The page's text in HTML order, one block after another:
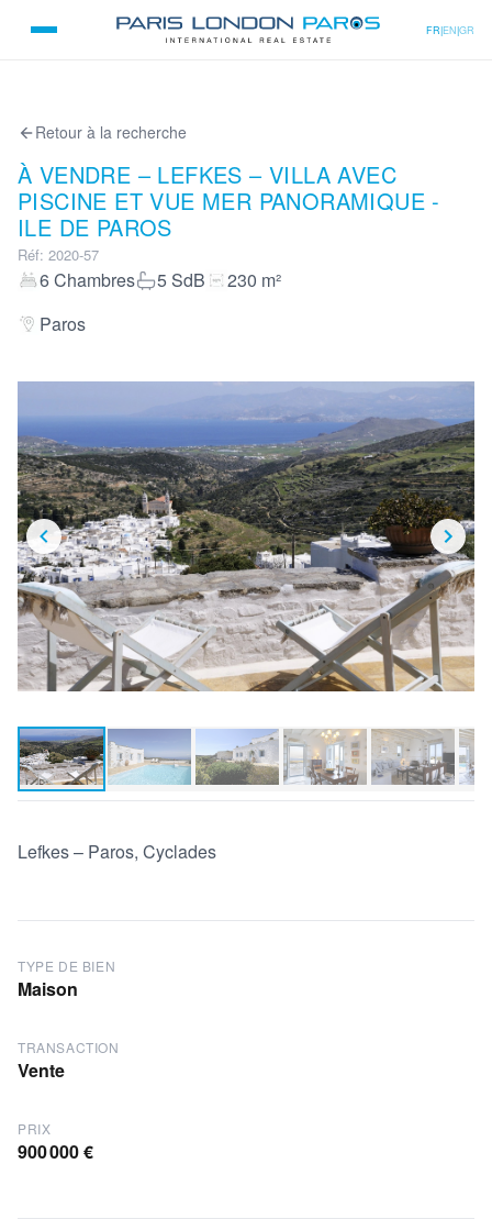
FR|EN|GR
Retour à la recherche
À VENDRE – LEFKES – VILLA AVEC
PISCINE ET VUE MER PANORAMIQUE -
ILE DE PAROS
Réf: 2020-57
6Chambres 5SdB 230 m²
Paros
Lefkes – Paros, Cyclades
TYPE DE BIEN
Maison
TRANSACTION
Vente
PRIX
900 000 €